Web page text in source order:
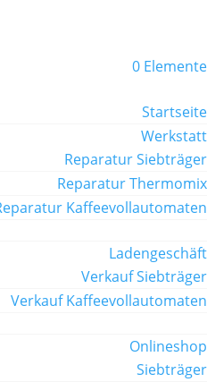
0 Elemente
Startseite
Werkstatt
Reparatur Siebträger
Reparatur Thermomix
Kaffeevollautomaten
Ladengeschäft
Verkauf Siebträger
Verkauf Kaffeevollautomaten
Onlineshop
Siebträger